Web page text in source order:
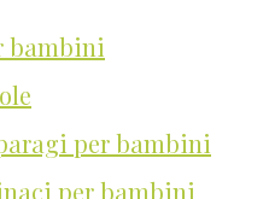
bambini
per bambini
per bambini